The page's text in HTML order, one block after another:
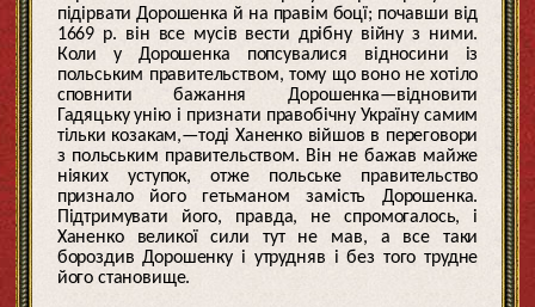
підірвати Дорошенка й на правім боцї; почавши від
1669 р. він все мусів вести дрібну війну з ними.
Коли у Дорошенка попсувалися відносини із
польським правительством, тому що воно не хотіло
сповнити бажання Дорошенка—відновити
Гадяцьку унію і признати правобічну Україну самим
тільки козакам,—тоді Ханенко війшов в переговори
з польським правительством. Він не бажав майже
ніяких уступок, отже польське правительство
признало його гетьманом замість Дорошенка.
Підтримувати його, правда, не спромогалось, і
Ханенко великої сили тут не мав, а все таки
бороздив Дорошенку і утрудняв і без того трудне
його становище.